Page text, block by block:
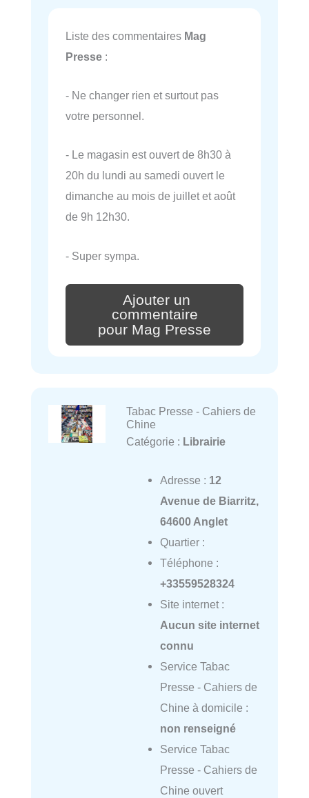
Liste des commentaires Mag
Presse :
- Ne changer rien et surtout pas
votre personnel.
- Le magasin est ouvert de 8h30 à
20h du lundi au samedi ouvert le
dimanche au mois de juillet et août
de 9h 12h30.
- Super sympa.
Ajouter un
commentaire
pour Mag Presse
Tabac Presse - Cahiers de
Chine
Catégorie : Librairie
Adresse : 12
Avenue de Biarritz,
64600 Anglet
Quartier :
Téléphone :
+33559528324
Site internet :
Aucun site internet
connu
Service Tabac
Presse - Cahiers de
Chine à domicile :
non renseigné
Service Tabac
Presse - Cahiers de
Chine ouvert